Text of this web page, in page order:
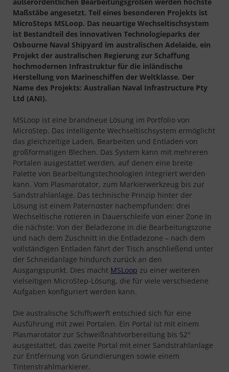
Maßstäbe angesetzt. Teil eines besonderen Projekts ist
MicroSteps MSLoop. Das neuartige Wechseltischsystem
ist Bestandteil des innovativen Technologieparks der
Osbourne Naval Shipyard im australischen Adelaide, ein
Projekt der australischen Regierung zur Schaffung
hochmodernen Infrastruktur für die inländische
Herstellung von Marineschiffen der Weltklasse. Der
Name des Projekts: Australian Naval Infrastructure Pty
Ltd (ANI).
MSLoop ist eine brandneue Lösung im Portfolio von
MicroStep. Das intelligente Wechseltischsystem ermöglicht
das gleichzeitige Laden, Bearbeiten und Entladen von
großformatigen Blechen. Das System kann mit mehreren
Portalen ausgestattet werden, auf denen eine breite
Palette von Bearbeitungstechnologien integriert werden
kann. Vom Plasmarotator, zum Markierwerkzeug bis zur
Sandstrahlanlage. Das technische Prinzip hinter der
Lösung ist einem Paternoster nachempfunden: drei
Wechseltische rotieren in Dauerschleife von einer Zone in
die nächste: Von der Beladezone in die Bearbeitungszone
und nach dem Zuschnitt in die Entladezone – nach dem
vollständigen Entladen fährt der Tisch anschließend unter
der Schneidanlage hindurch zurück an den
Ausgangspunkt. Dies macht MSLoop zu einer weiteren
vielseitigen MicroStep-Lösung, die für viele verschiedene
Aufgaben konfiguriert werden kann.
Die australische Schiffswerft entschied sich für eine
Ausführung mit zwei Portalen. Ein Portal ist mit einem
Plasmarotator zur Schweißnahtvorbereitung bis 52°
ausgestattet, das zweite Portal mit einer Sandstrahlanlage
zur Entfernung von Grundierungen sowie einem
Tintenstrahlmarkierer.